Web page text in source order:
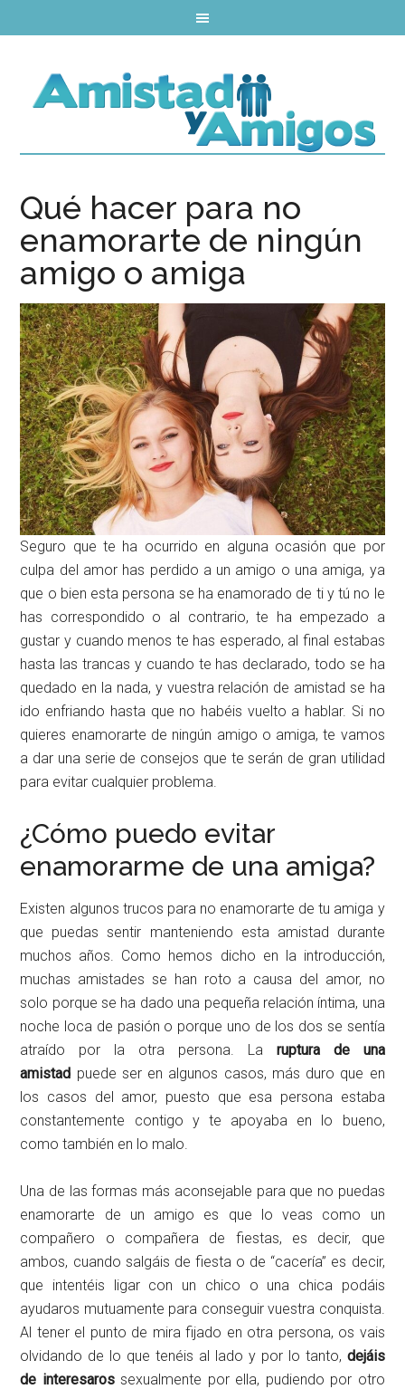
Qué hacer para no
enamorarte de ningún
amigo o amiga
Seguro que te ha ocurrido en alguna ocasión que por
culpa del amor has perdido a un amigo o una amiga, ya
que o bien esta persona se ha enamorado de ti y tú no le
has correspondido o al contrario, te ha empezado a
gustar y cuando menos te has esperado, al final estabas
hasta las trancas y cuando te has declarado, todo se ha
quedado en la nada, y vuestra relación de amistad se ha
ido enfriando hasta que no habéis vuelto a hablar. Si no
quieres enamorarte de ningún amigo o amiga, te vamos
a dar una serie de consejos que te serán de gran utilidad
para evitar cualquier problema.
¿Cómo puedo evitar
enamorarme de una amiga?
Existen algunos trucos para no enamorarte de tu amiga y
que puedas sentir manteniendo esta amistad durante
muchos años. Como hemos dicho en la introducción,
muchas amistades se han roto a causa del amor, no
solo porque se ha dado una pequeña relación íntima, una
noche loca de pasión o porque uno de los dos se sentía
atraído por la otra persona. La ruptura de una
amistad puede ser en algunos casos, más duro que en
los casos del amor, puesto que esa persona estaba
constantemente contigo y te apoyaba en lo bueno,
como también en lo malo.
Una de las formas más aconsejable para que no puedas
enamorarte de un amigo es que lo veas como un
compañero o compañera de fiestas, es decir, que
ambos, cuando salgáis de fiesta o de “cacería” es decir,
que intentéis ligar con un chico o una chica podáis
ayudaros mutuamente para conseguir vuestra conquista.
Al tener el punto de mira fijado en otra persona, os vais
olvidando de lo que tenéis al lado y por lo tanto, dejáis
de interesarossexualmente por ella, pudiendo por otro